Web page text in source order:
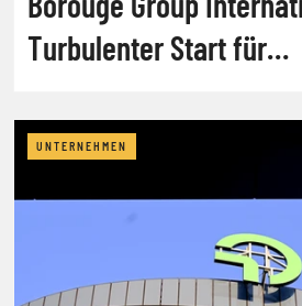
Turbulenter Start für
UNTERNEHMEN